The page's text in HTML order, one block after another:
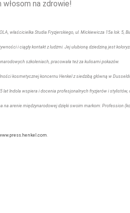
na zdrowie!
właścicielka Studia Fryzjerskiego, ul. Mickiewicza 15a lok. 5,
i ciągły kontakt z ludżmi. Jej ulubioną dziedziną jest
szkoleniach, pracowała też za kulisami pokazów.
kosmetycznej koncernu Henkel z siedzibą główną w
lat Indola wspiera i docenia profesjonalnych fryzjerów i
na arenie międzynarodowej dzięki swoim markom: Profession
.